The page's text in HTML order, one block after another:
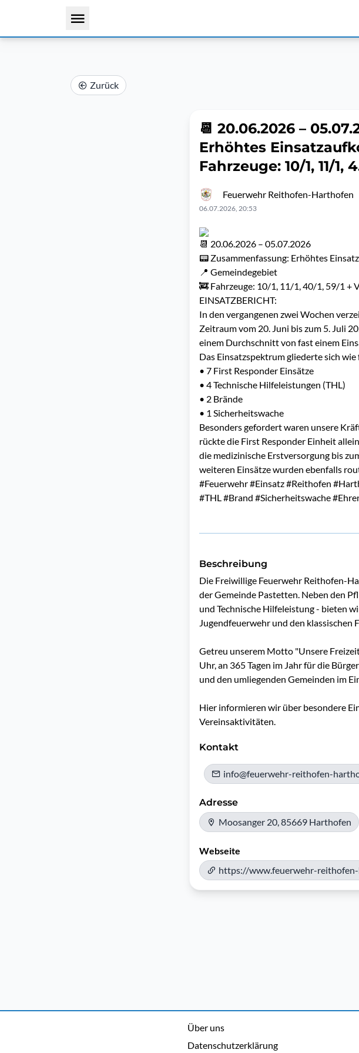
Zurück
📆 20.06.2026 –
Erhöhtes
Fahrzeuge: 10/1, 11/1,
Feuerwehr Reithofen-Harthofen
06.07.2026, 20:53
📆 20.06.2026 – 05.07.2026
📟 Zusammenfassung: Erhöhtes
📍 Gemeindegebiet
🚒 Fahrzeuge: 10/1, 11/1, 40/1, 59/1 +
EINSATZBERICHT:
In den vergangenen zwei Wochen
Zeitraum vom 20. Juni bis zum 5. Juli
einem Durchschnitt von fast einem
Das Einsatzspektrum gliederte sich wie
• 7 First Responder Einsätze
• 4 Technische Hilfeleistungen (THL)
• 2 Brände
• 1 Sicherheitswache
Besonders gefordert waren unsere
rückte die First Responder Einheit
die medizinische Erstversorgung bis
weiteren Einsätze wurden ebenfalls
#Feuerwehr #Einsatz #Reithofen
#THL #Brand #Sicherheitswache
Beschreibung
Die Freiwillige Feuerwehr Reithofen-
der Gemeinde Pastetten. Neben den
und Technische Hilfeleistung - bieten
Jugendfeuerwehr und den klassischen
Getreu unserem Motto "Unsere
Uhr, an 365 Tagen im Jahr für die
und den umliegenden Gemeinden im
Hier informieren wir über besondere
Vereinsaktivitäten.
Kontakt
info@feuerwehr-reithofen-
Adresse
Moosanger 20, 85669 Harthofen
Webseite
https://www.feuerwehr-
Über uns
Datenschutzerklärung